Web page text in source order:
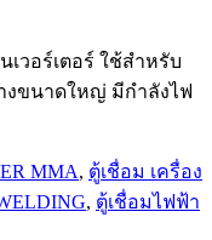
เวอร์เตอร์ ใช้สำหรับ
งขนาดใหญ่ มีกำลังไฟ
MMA, ตู้เชื่อม เครื่อง
, ตู้เชื่อมไฟฟ้า